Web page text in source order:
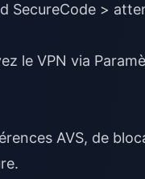
SecureCode >
le VPN via
AVS, de